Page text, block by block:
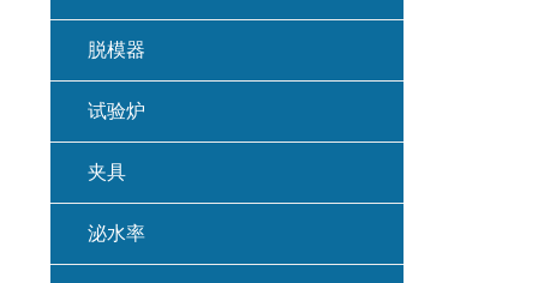
脱模器
试验炉
夹具
泌水率